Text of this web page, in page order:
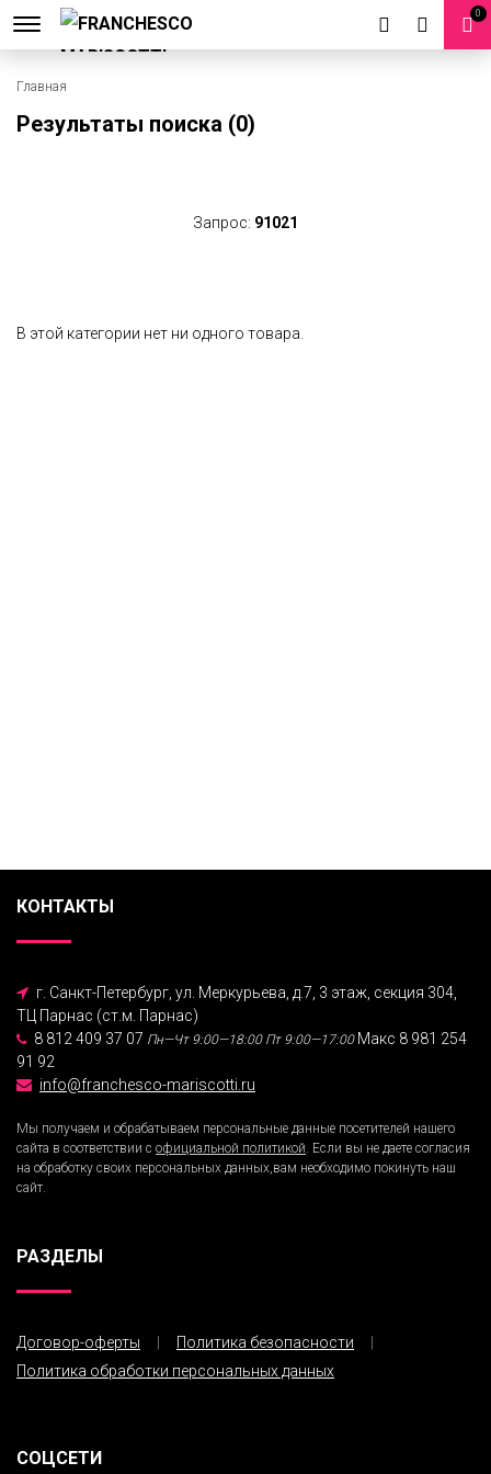
0
Главная
Результаты поиска (0)
Запрос: 91021
В этой категории нет ни одного товара.
КОНТАКТЫ
г. Санкт-Петербург, ул. Меркурьева, д.7, 3 этаж, секция 304,
ТЦ Парнас (ст.м. Парнас)
8 812 409 37 07 Пн—Чт 9:00—18:00 Пт 9:00—17:00Макс 8 981 254
91 92
info@franchesco-mariscotti.ru
Мы получаем и обрабатываем персональные данные посетителей нашего
сайта в соответствии с официальной политикой. Если вы не даете согласия
на обработку своих персональных данных,вам необходимо покинуть наш
сайт.
РАЗДЕЛЫ
Договор-оферты
Политика безопасности
Политика обработки персональных данных
СОЦСЕТИ